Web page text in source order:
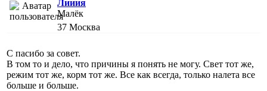
Лииия
Малёк
37 Москва
С пасибо за совет.
В том то и дело, что причины я понять не могу. Свет тот же,
режим тот же, корм тот же. Все как всегда, только налета все
больше и больше.